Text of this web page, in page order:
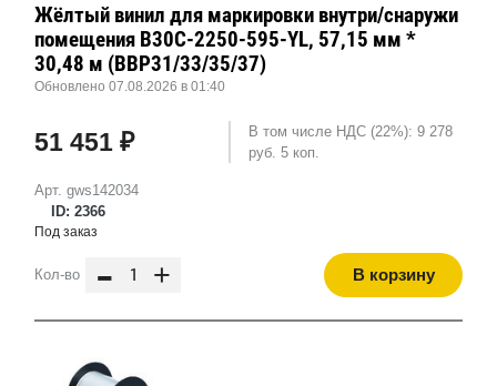
Арт. gws142034
ID: 2366
Жёлтый винил для маркировки внутри/снаружи
помещения B30C-2250-595-YL, 57,15 мм *
30,48 м (BBP31/33/35/37)
Обновлено 07.08.2026 в 01:40
51 451 ₽
В том числе НДС (22%): 9 278
руб. 5 коп.
Под заказ
Кол-во - + В корзину